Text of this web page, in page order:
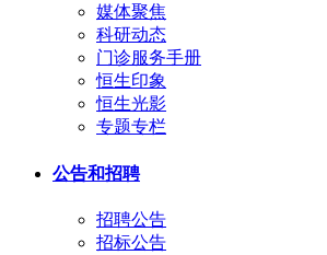
媒体聚焦
科研动态
门诊服务手册
恒生印象
恒生光影
专题专栏
公告和招聘
招聘公告
招标公告